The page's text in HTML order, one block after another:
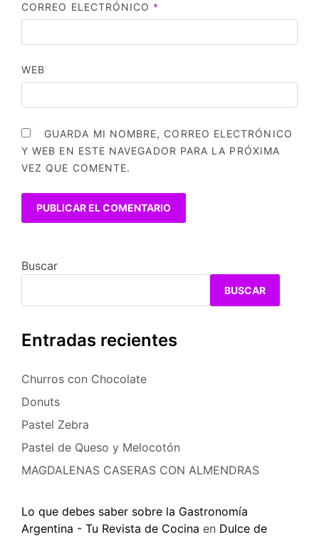
CORREO ELECTRÓNICO *
WEB
GUARDA MI NOMBRE, CORREO ELECTRÓNICO
Y WEB EN ESTE NAVEGADOR PARA LA PRÓXIMA
VEZ QUE COMENTE.
Buscar
BUSCAR
Entradas recientes
Churros con Chocolate
Donuts
Pastel Zebra
Pastel de Queso y Melocotón
MAGDALENAS CASERAS CON ALMENDRAS
Lo que debes saber sobre la Gastronomía
Argentina - Tu Revista de Cocina en Dulce de